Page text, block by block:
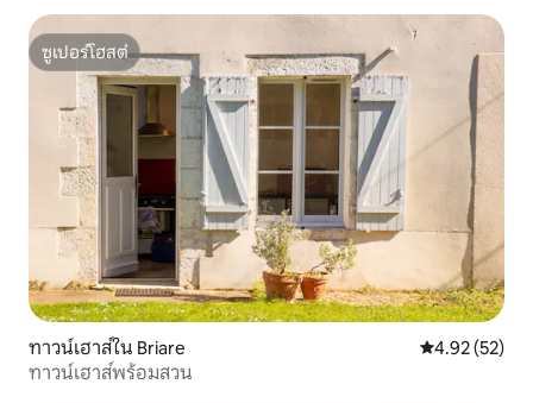
ซูเปอร์โฮสต์
ซูเปอร์โฮสต์
ทาวน์เฮาส์ใน Briare คะแนนเฉลี่ย
4.92 (52)
ทาวน์เฮาส์พร้อมสวน